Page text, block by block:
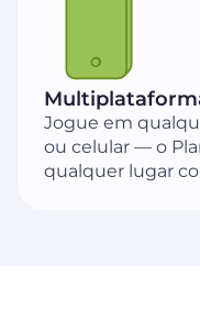
Jogue em
ou celular — o
qualquer lugar